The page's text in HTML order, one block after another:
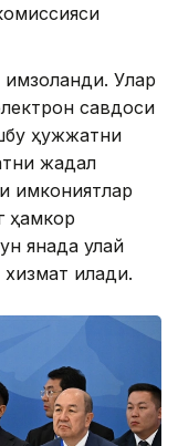
Улар
савдоси
ҳужжатни
жадал
имкониятлар
ҳамкор
янада қулай
қилади.